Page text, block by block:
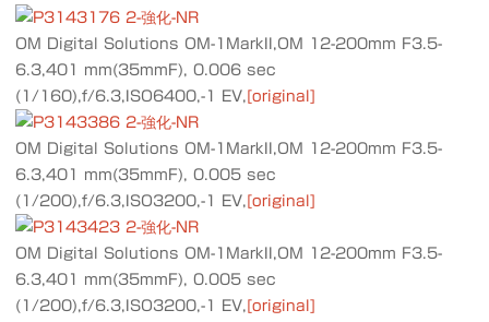
OM Digital Solutions OM-1MarkII,OM 12-200mm F3.5-
6.3,401 mm(35mmF), 0.006 sec
(1/160),f/6.3,ISO6400,-1 EV, [original]
OM Digital Solutions OM-1MarkII,OM 12-200mm F3.5-
6.3,401 mm(35mmF), 0.005 sec
(1/200),f/6.3,ISO3200,-1 EV, [original]
OM Digital Solutions OM-1MarkII,OM 12-200mm F3.5-
6.3,401 mm(35mmF), 0.005 sec
(1/200),f/6.3,ISO3200,-1 EV, [original]